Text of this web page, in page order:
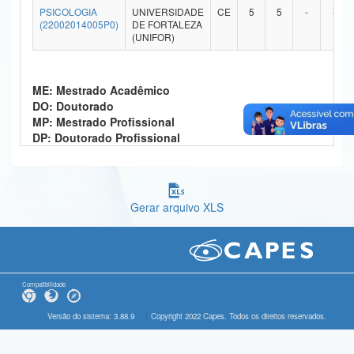
Ministério da Ciência, Tecnologia, Inovações e Comunicações
Ministério do Meio Ambiente
Ministério do Desenvolvimento Regional
Controladoria-Geral da União
Gabinete de Segurança Institucional
Advocacia-Geral da União
PSICOLOGIA
(22002014005P0)
UNIVERSIDADE
DE FORTALEZA
(UNIFOR)
CE 5 5 - -
ME: Mestrado Acadêmico
DO: Doutorado
MP: Mestrado Profissional
DP: Doutorado Profissional
Gerar arquivo XLS
Compatibilidade
Versão do sistema: 3.88.9 Copyright 2022 Capes. Todos os direitos reservados.